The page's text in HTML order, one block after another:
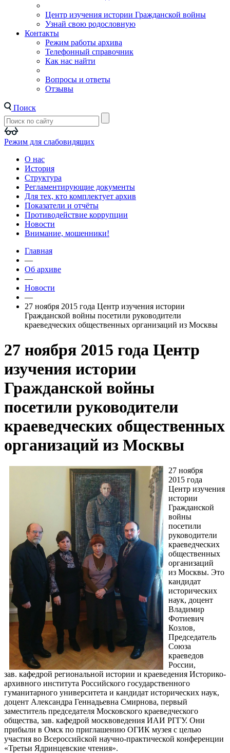
Центр изучения истории Гражданской войны
Узнай свою родословную
Контакты
Режим работы архива
Телефонный справочник
Как нас найти
Вопросы и ответы
Отзывы
Поиск
Режим для слабовидящих
О нас
История
Структура
Регламентирующие документы
Для тех, кто комплектует архив
Показатели и отчёты
Противодействие коррупции
Новости
Внимание, мошенники!
Главная
—
Об архиве
—
Новости
—
27 ноября 2015 года Центр изучения истории
Гражданской войны посетили руководители
краеведческих общественных организаций из Москвы
27 ноября 2015 года Центр
изучения истории
Гражданской войны
посетили руководители
краеведческих общественных
организаций из Москвы
27 ноября
2015 года
Центр изучения
истории
Гражданской
войны
посетили
руководители
краеведческих
общественных
организаций
из Москвы. Это
кандидат
исторических
наук, доцент
Владимир
Фотиевич
Козлов,
Председатель
Союза
краеведов
России,
зав. кафедрой региональной истории и краеведения Историко-
архивного института Российского государственного
гуманитарного университета и кандидат исторических наук,
доцент Александра Геннадьевна Смирнова, первый
заместитель председателя Московского краеведческого
общества, зав. кафедрой москвоведения ИАИ РГГУ. Они
прибыли в Омск по приглашению ОГИК музея с целью
участия во Всероссийской научно-практической конференции
«Третьи Ядринцевские чтения».